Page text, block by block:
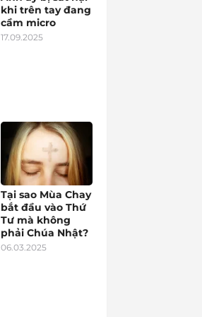
khi trên tay đang
cầm micro
17.09.2025
Tại sao Mùa Chay
bắt đầu vào Thứ
Tư mà không
phải Chúa Nhật?
06.03.2025